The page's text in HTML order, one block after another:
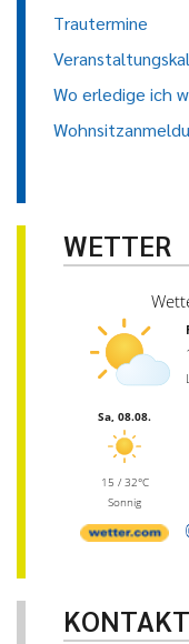
Trautermine
Wo erledige ich
WETTER
Sa, 08.08.
15 / 32°C
Sonnig
KONTAKT